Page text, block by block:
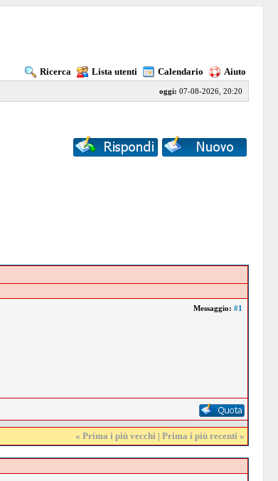
Ricerca Lista utenti Calendario Aiuto
oggi: 07-08-2026, 20:20
Messaggio: #1
« Prima i più vecchi | Prima i più recenti »